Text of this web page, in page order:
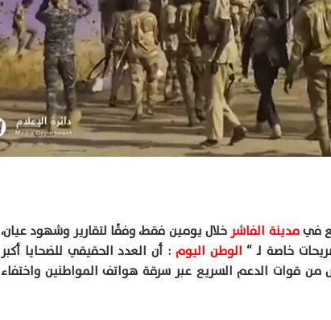
مدينة الفاشر خلال يومين فقط، وفقًا لتقارير وشهود عيان،
خاصة لـ “الوطن اليوم : أن العدد الحقيقي للضحايا أكبر
من قوات الدعم السريع عبر سرقة هواتف المواطنين واختفاء